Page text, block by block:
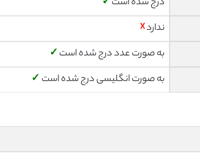
ندارد☓
به صورت عدد درج شده است ✓
به صورت انگلیسی درج شده است ✓